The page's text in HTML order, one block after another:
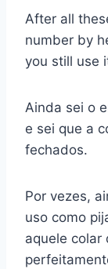
After all
number by
you still use
Ainda sei o
e sei que a
fechados.
Por vezes,
uso como
aquele colar